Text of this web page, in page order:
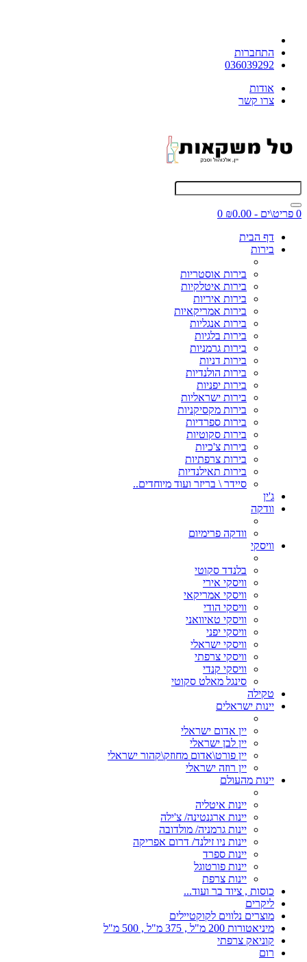
התחברות
036039292
אודות
צרו קשר
0 פריט\ים - ₪0.00
0
דף הבית
בירות
בירות אוסטריות
בירות איטלקיות
בירות איריות
בירות אמריקאיות
בירות אנגליות
בירות בלגיות
בירות גרמניות
בירות דניות
בירות הולנדיות
בירות יפניות
בירות ישראליות
בירות מקסיקניות
בירות ספרדיות
בירות סקוטיות
בירות צ'כיות
בירות צרפתיות
בירות תאילנדיות
סיידר \ בריזר ועוד מיוחדים..
ג'ין
וודקה
וודקה פרימיום
וויסקי
בלנדד סקוטי
וויסקי אירי
וויסקי אמריקאי
וויסקי הודי
וויסקי טאיוואני
וויסקי יפני
וויסקי ישראלי
וויסקי צרפתי
וויסקי קנדי
סינגל מאלט סקוטי
טקילה
יינות ישראלים
יין אדום ישראלי
יין לבן ישראלי
יין פורט\אדום מחוזק\קהור ישראלי
יין רוזה ישראלי
יינות מהעולם
יינות איטליה
יינות ארגנטינה/ צ'ילה
יינות גרמניה/ מולדובה
יינות ניו זילנד/ דרום אפריקה
יינות ספרד
יינות פורטוגל
יינות צרפת
כוסות , ציוד בר ועוד...
ליקרים
מוצרים נלווים לקוקטיילים
מיניאטורות 200 מ"ל , 375 מ"ל , 500 מ"ל
קוניאק צרפתי
רום